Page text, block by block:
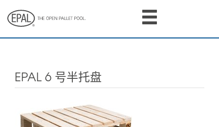
main
EPAL 6 号半托盘